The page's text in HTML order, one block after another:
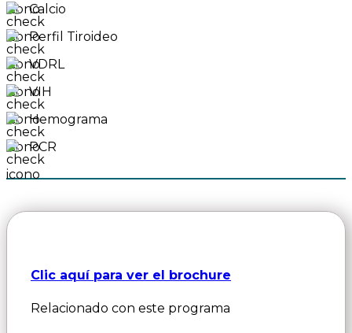
Calcio
Perfil Tiroideo
VDRL
VIH
Hemograma
PCR
Clic aquí para ver el brochure
Relacionado con este programa